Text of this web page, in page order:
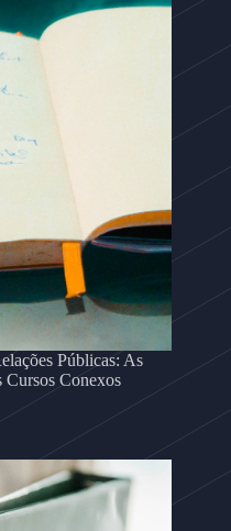
Públicas: As
Cursos Conexos